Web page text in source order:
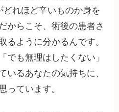
れほど辛いものか身を
からこそ、術後の患者さ
るように分かるんです。
でも無理はしたくない」
いるあなたの気持ちに、
っています。